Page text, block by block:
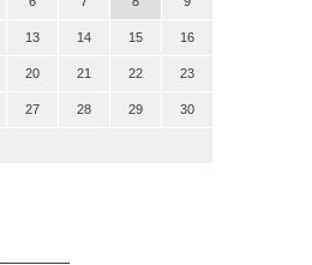
13 14 15 16
20 21 22 23
27 28 29 30